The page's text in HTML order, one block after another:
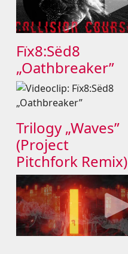
Fïx8:Sëd8
„Oathbreaker”
Trilogy „Waves”
(Project
Pitchfork Remix)